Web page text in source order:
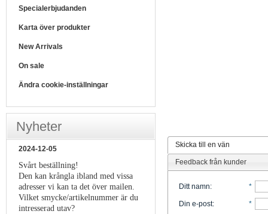
Skicka till en vän
Feedback från kunder
Ditt namn: *
Din e-post: *
Specialerbjudanden
Karta över produkter
New Arrivals
On sale
Ändra cookie-inställningar
Nyheter
2024-12-05
Svårt beställning!
Den kan krångla ibland med vissa
adresser vi kan ta det över mailen.
Vilket smycke/artikelnummer är du
intresserad utav?